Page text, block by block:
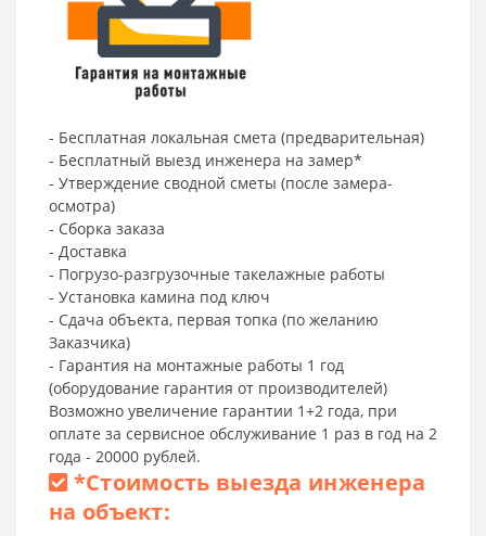
- Бесплатная локальная смета (предварительная)
- Бесплатный выезд инженера на замер*
- Утверждение сводной сметы (после замера-
осмотра)
- Сборка заказа
- Доставка
- Погрузо-разгрузочные такелажные работы
- Установка камина под ключ
- Сдача объекта, первая топка (по желанию
Заказчика)
- Гарантия на монтажные работы 1 год
(оборудование гарантия от производителей)
Возможно увеличение гарантии 1+2 года, при
оплате за сервисное обслуживание 1 раз в год на 2
года - 20000 рублей.
*Стоимость выезда инженера
на объект: